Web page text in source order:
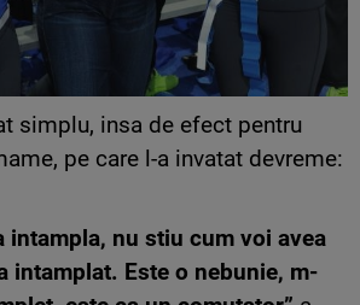
simplu, insa de efect pentru
pe care l-a invatat devreme:
intampla, nu stiu cum voi avea
intamplat. Este o nebunie, m-